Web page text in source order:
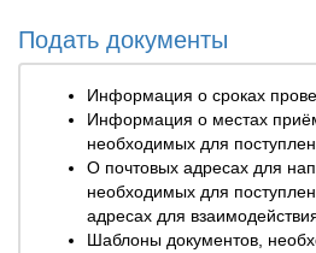
Подать документы
Информация о сроках
Информация о местах
необходимых для
О почтовых адресах для
необходимых для
адресах для
Шаблоны документов,